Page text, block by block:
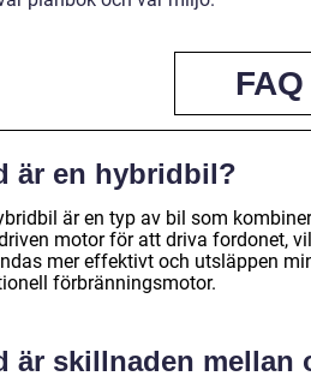
FAQ
är en hybridbil?
är en typ av bil som
motor för att driva fordonet,
mer effektivt och utsläppen
förbränningsmotor.
är skillnaden mellan